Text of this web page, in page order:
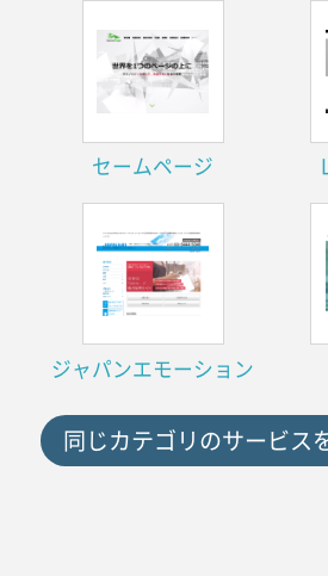
セームページ
ジャパンエモーション
同じカテゴリのサービス